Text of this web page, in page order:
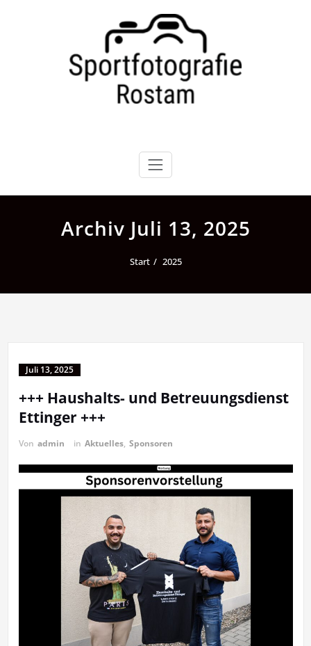
Archiv Juli 13, 2025
Start 2025
Juli 13, 2025
+++ Haushalts- und Betreuungsdienst
Ettinger +++
Von admin in Aktuelles, Sponsoren